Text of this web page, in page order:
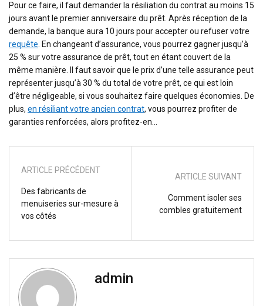
Pour ce faire, il faut demander la résiliation du contrat au moins 15
jours avant le premier anniversaire du prêt. Après réception de la
demande, la banque aura 10 jours pour accepter ou refuser votre
requête . En changeant d’assurance, vous pourrez gagner jusqu’à
25 % sur votre assurance de prêt, tout en étant couvert de la
même manière. Il faut savoir que le prix d’une telle assurance peut
représenter jusqu’à 30 % du total de votre prêt, ce qui est loin
d’être négligeable, si vous souhaitez faire quelques économies. De
plus, en résiliant votre ancien contrat, vous pourrez profiter de
garanties renforcées, alors profitez-en…
ARTICLE PRÉCÉDENT
Des fabricants de
menuiseries sur-mesure à
vos côtés
ARTICLE SUIVANT
Comment isoler ses
combles gratuitement
admin